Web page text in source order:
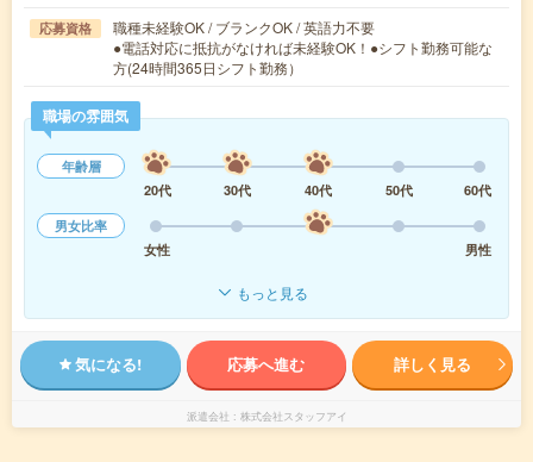
応募資格
職種未経験OK / ブランクOK / 英語力不要
●電話対応に抵抗がなければ未経験OK！●シフト勤務可能な
方(24時間365日シフト勤務）
職場の雰囲気
年齢層
20代
30代 40代 50代
60代
男女比率
女性
男性
もっと見る
気になる! 応募へ進む 詳しく見る
派遣会社 株式会社スタッフアイ